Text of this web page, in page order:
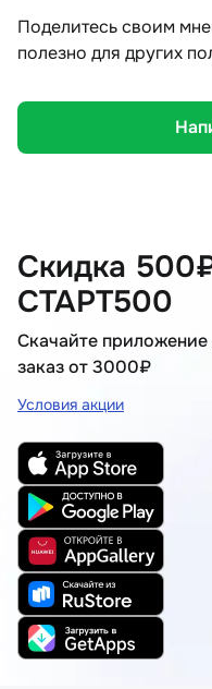
Поделитесь своим
полезно для других
Скидка
СТАРТ500
Скачайте
заказ от 3000₽
Условия акции